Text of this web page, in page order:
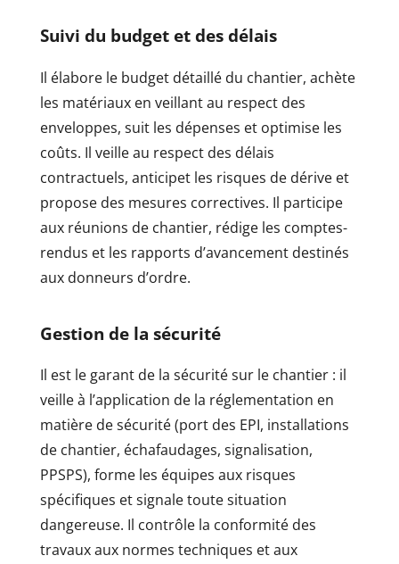
Suivi du budget et des délais
Il élabore le budget détaillé du chantier, achète
les matériaux en veillant au respect des
enveloppes, suit les dépenses et optimise les
coûts. Il veille au respect des délais
contractuels, anticipet les risques de dérive et
propose des mesures correctives. Il participe
aux réunions de chantier, rédige les comptes-
rendus et les rapports d’avancement destinés
aux donneurs d’ordre.
Gestion de la sécurité
Il est le garant de la sécurité sur le chantier : il
veille à l’application de la réglementation en
matière de sécurité (port des EPI, installations
de chantier, échafaudages, signalisation,
PPSPS), forme les équipes aux risques
spécifiques et signale toute situation
dangereuse. Il contrôle la conformité des
travaux aux normes techniques et aux